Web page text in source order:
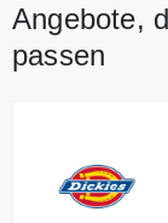
Angebote,
passen